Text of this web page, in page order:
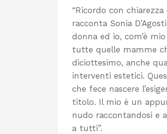
“Ricordo con
racconta Sonia
donna ed io, com’è
tutte quelle mamme
diciottesimo, anche
interventi estetici.
che fece nascere
titolo. Il mio è un
nudo raccontandosi e
a tutti”.